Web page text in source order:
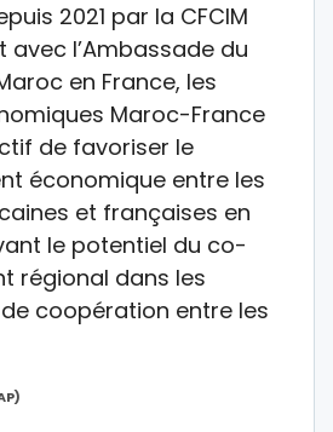
2021 par la CFCIM
l’Ambassade du
en France, les
Maroc-France
de favoriser le
économique entre les
et françaises en
le potentiel du co-
régional dans les
coopération entre les